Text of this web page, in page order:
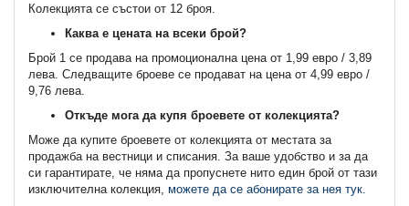
Колекцията се състои от 12 броя.
Каква е цената на всеки брой?
Брой 1 се продава на промоционална цена от 1,99 евро / 3,89
лева. Следващите броеве се продават на цена от 4,99 евро /
9,76 лева.
Откъде мога да купя броевете от колекцията?
Може да купите броевете от колекцията от местата за
продажба на вестници и списания. За ваше удобство и за да
си гарантирате, че няма да пропуснете нито един брой от тази
изключителна колекция, можете да се абонирате за нея тук.